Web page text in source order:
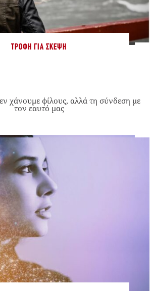
ΤΡΟΦΉ ΓΙΑ ΣΚΈΨΗ
χάνουμε φίλους, αλλά τη σύνδεση με
τον εαυτό μας